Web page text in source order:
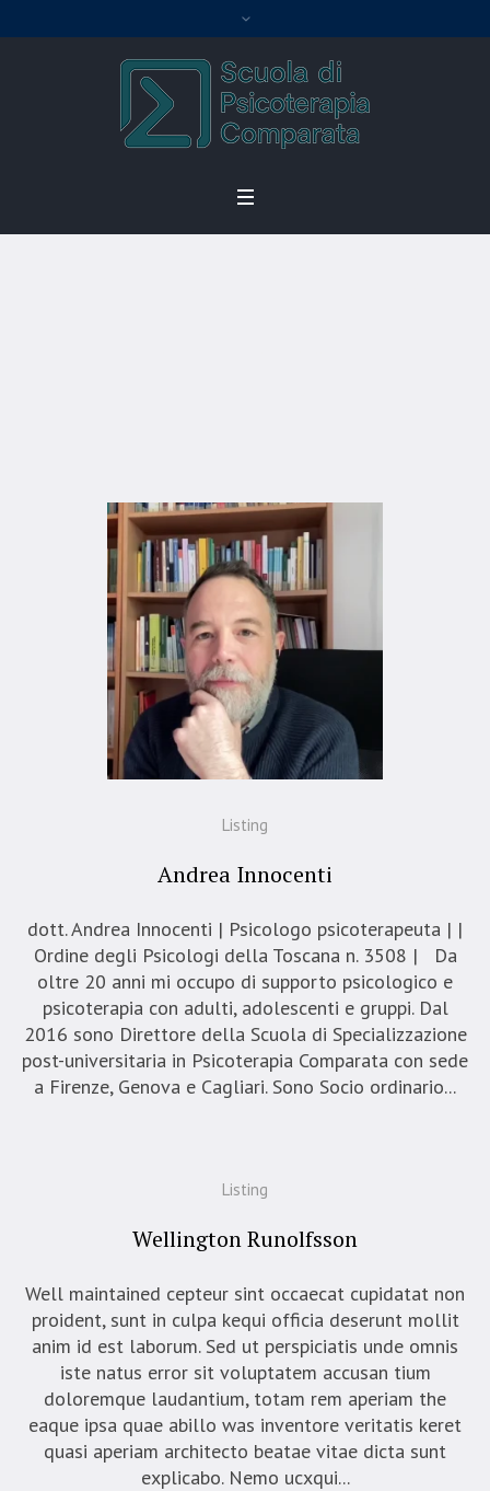
Listing
Andrea Innocenti
dott. Andrea Innocenti | Psicologo psicoterapeuta | |
Ordine degli Psicologi della Toscana n. 3508 | Da
oltre 20 anni mi occupo di supporto psicologico e
psicoterapia con adulti, adolescenti e gruppi. Dal
2016 sono Direttore della Scuola di Specializzazione
post-universitaria in Psicoterapia Comparata con sede
a Firenze, Genova e Cagliari. Sono Socio ordinario...
Listing
Wellington Runolfsson
Well maintained cepteur sint occaecat cupidatat non
proident, sunt in culpa kequi officia deserunt mollit
anim id est laborum. Sed ut perspiciatis unde omnis
iste natus error sit voluptatem accusan tium
doloremque laudantium, totam rem aperiam the
eaque ipsa quae abillo was inventore veritatis keret
quasi aperiam architecto beatae vitae dicta sunt
explicabo. Nemo ucxqui...